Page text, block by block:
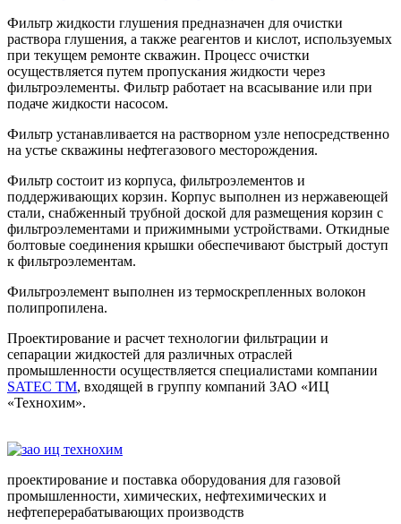
Фильтр жидкости глушения предназначен для очистки
раствора глушения, а также реагентов и кислот, используемых
при текущем ремонте скважин. Процесс очистки
осуществляется путем пропускания жидкости через
фильтроэлементы. Фильтр работает на всасывание или при
подаче жидкости насосом.
Фильтр устанавливается на растворном узле непосредственно
на устье скважины нефтегазового месторождения.
Фильтр состоит из корпуса, фильтроэлементов и
поддерживающих корзин. Корпус выполнен из нержавеющей
стали, снабженный трубной доской для размещения корзин с
фильтроэлементами и прижимными устройствами. Откидные
болтовые соединения крышки обеспечивают быстрый доступ
к фильтроэлементам.
Фильтроэлемент выполнен из термоскрепленных волокон
полипропилена.
Проектирование и расчет технологии фильтрации и
сепарации жидкостей для различных отраслей
промышленности осуществляется специалистами компании
SATEC TM, входящей в группу компаний ЗАО «ИЦ
«Технохим».
проектирование и поставка оборудования для газовой
промышленности, химических, нефтехимических и
нефтеперерабатывающих производств